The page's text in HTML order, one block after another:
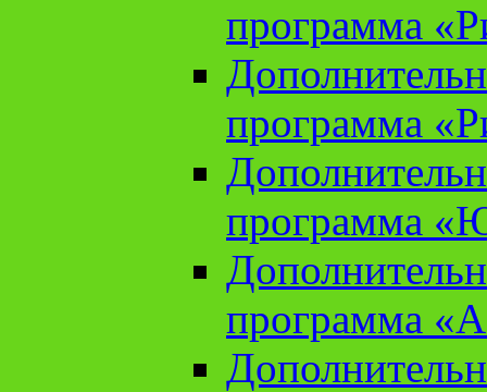
программа
программа
программа
программа